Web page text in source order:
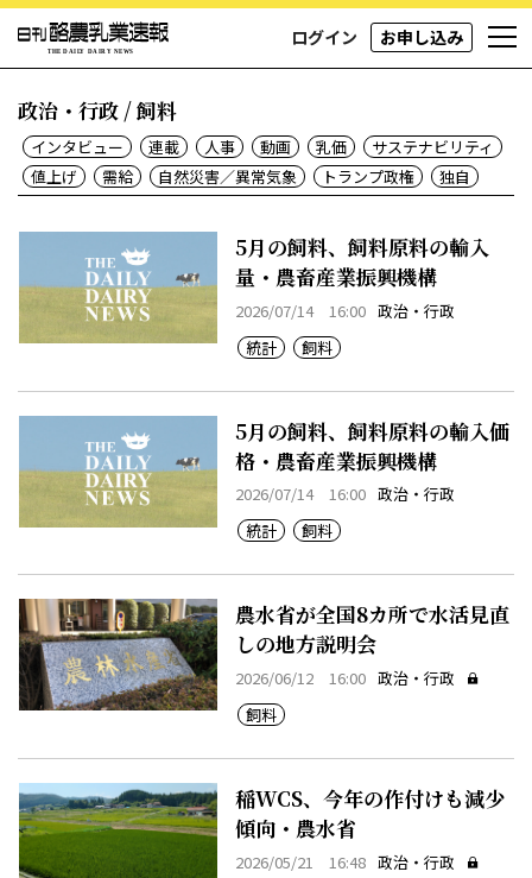
ログイン お申し込み
政治・行政 / 飼料
インタビュー 連載 人事 動画 乳価
サステナビリティ
値上げ
需給 自然災害／異常気象 トランプ政権 独自
5月の飼料、飼料原料の輸入
量・農畜産業振興機構
2026/07/14 16:00 政治・行政
統計
飼料
5月の飼料、飼料原料の輸入価
格・農畜産業振興機構
2026/07/14 16:00 政治・行政
統計
飼料
農水省が全国8カ所で水活見直
しの地方説明会
2026/06/12 16:00 政治・行政
飼料
稲WCS、今年の作付けも減少
傾向・農水省
2026/05/21 16:48 政治・行政